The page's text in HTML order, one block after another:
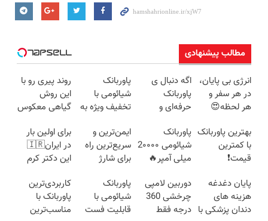
مطالب پیشنهادی
انرژی بی پایان،
در هر سفر و
هر لحظه😍
شیائومی با
تخفیف ویژه🔥
اگه دنبال ی
پاوربانک
حرفه‌ای و
تخفیف رو از
دست نده👌🏻
پاوربانک
شیائومی با
تخفیف ویژه به
روند پیری رو با
این روش
گیاهی معکوس
بهترین پاوربانک
با کمترین
قیمت❗
پاوربانک
شیائومی 2۰۰۰۰
میلی آمپر🔥
پرداخت درب
منزل)
ایمن‌ترین و
سریع‌ترین راه
برای شارژ
برای اولین بار
در ایران🇮🇷
این دکتر کرم
روزه ساخت!
پایان دغدغه
هزینه های
دندان پزشکی با
دوربین لامپی
چرخشی 360
درجه فقط
پاوربانک
شیائومی با
قابلیت فست
کاربردی‌ترین
پاوربانک با
مناسب‌ترین